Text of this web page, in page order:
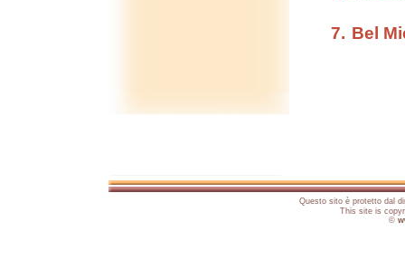
Bel
Questo sito è protetto dal
This site is
©